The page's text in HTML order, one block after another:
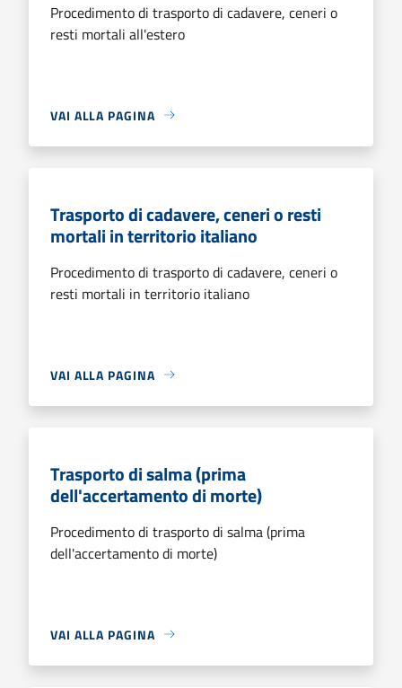
Procedimento di trasporto di cadavere, ceneri o
resti mortali all'estero
VAI ALLA PAGINA
Trasporto di cadavere, ceneri o resti
mortali in territorio italiano
Procedimento di trasporto di cadavere, ceneri o
resti mortali in territorio italiano
VAI ALLA PAGINA
Trasporto di salma (prima
dell'accertamento di morte)
Procedimento di trasporto di salma (prima
dell'accertamento di morte)
VAI ALLA PAGINA